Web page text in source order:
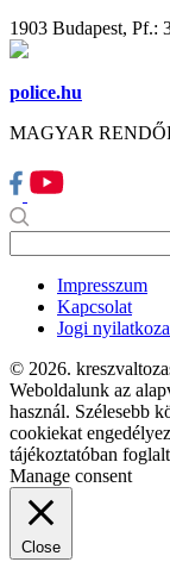
1903 Budapest, Pf.:
police.hu
MAGYAR
Impresszum
Kapcsolat
Jogi
© 2026.
Weboldalunk az
használ. Szélesebb
cookiekat
tájékoztatóban
Manage consent
Close